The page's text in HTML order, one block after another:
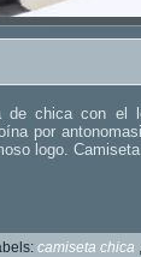
de chica con el
por
logo.
camiseta chica ,